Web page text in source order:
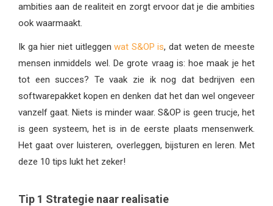
ambities aan de realiteit en zorgt ervoor dat je die ambities
ook waarmaakt.
Ik ga hier niet uitleggenwat S&OP is, dat weten de meeste
mensen inmiddels wel. De grote vraag is: hoe maak je het
tot een succes? Te vaak zie ik nog dat bedrijven een
softwarepakket kopen en denken dat het dan wel ongeveer
vanzelf gaat. Niets is minder waar. S&OP is geen trucje, het
is geen systeem, het is in de eerste plaats mensenwerk.
Het gaat over luisteren, overleggen, bijsturen en leren. Met
deze 10 tips lukt het zeker!
Tip 1 Strategie naar realisatie